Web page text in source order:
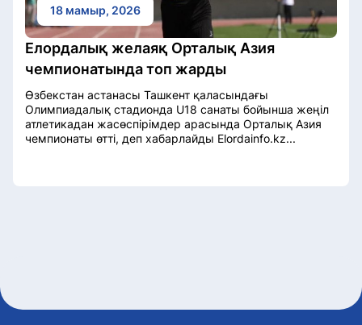
18 мамыр, 2026
Елордалық желаяқ Орталық Азия
чемпионатында топ жарды
Өзбекстан астанасы Ташкент қаласындағы
Олимпиадалық стадионда U18 санаты бойынша жеңіл
атлетикадан жасөспірімдер арасында Орталық Азия
чемпионаты өтті, деп хабарлайды Elordainfo.kz...